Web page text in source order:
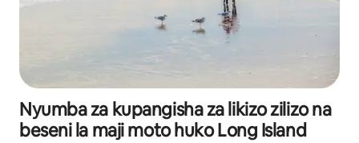
Nyumba za kupangisha za likizo zilizo na
beseni la maji moto huko Long Island